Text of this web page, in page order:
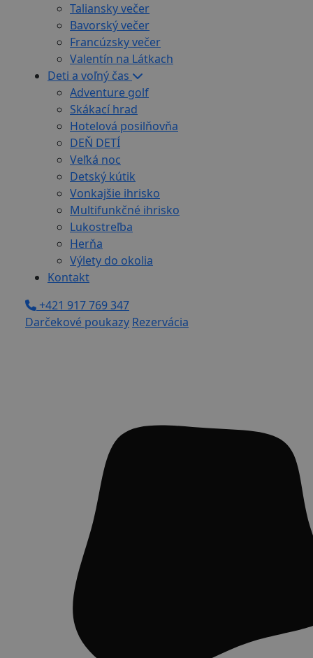
Taliansky večer
Bavorský večer
Francúzsky večer
Valentín na Látkach
Deti a voľný čas
Adventure golf
Skákací hrad
Hotelová posilňovňa
DEŇ DETÍ
Veľká noc
Detský kútik
Vonkajšie ihrisko
Multifunkčné ihrisko
Lukostreľba
Herňa
Výlety do okolia
Kontakt
+421 917 769 347
Darčekové poukazy Rezervácia